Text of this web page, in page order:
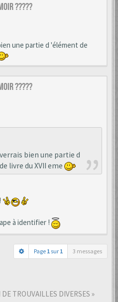
?????
une partie d 'élément de
?????
bien une partie d
livre du XVII eme
à identifier !
Page 1 sur 1 3 messages
TROUVAILLES DIVERSES »